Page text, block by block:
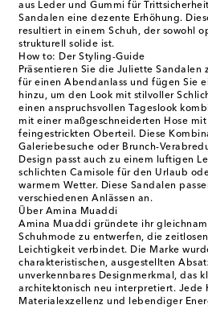
aus Leder und Gummi für
Sandalen eine dezente Erhöhung.
resultiert in einem Schuh, der sowohl
strukturell solide ist.
How to: Der Styling-Guide
Präsentieren Sie die Juliette Sandalen
für einen Abendanlass und fügen Sie
hinzu, um den Look mit stilvoller
einen anspruchsvollen Tageslook
mit einer maßgeschneiderten Hose
feingestrickten Oberteil. Diese
Galeriebesuche oder Brunch-
Design passt auch zu einem luftigen
schlichten Camisole für den Urlaub
warmem Wetter. Diese Sandalen
verschiedenen Anlässen an.
Über Amina Muaddi
Amina Muaddi gründete ihr
Schuhmode zu entwerfen, die
Leichtigkeit verbindet. Die Marke
charakteristischen, ausgestellten
unverkennbares Designmerkmal, das
architektonisch neu interpretiert. Jede
Materialexzellenz und lebendiger